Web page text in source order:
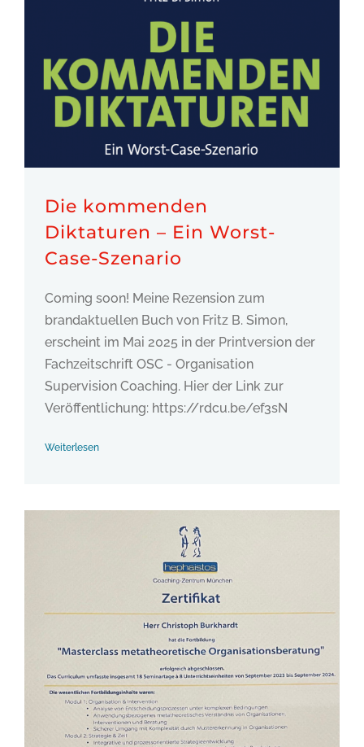
Die kommenden
Diktaturen – Ein Worst-
Case-Szenario
Coming soon! Meine Rezension zum
brandaktuellen Buch von Fritz B. Simon,
erscheint im Mai 2025 in der Printversion der
Fachzeitschrift OSC - Organisation
Supervision Coaching. Hier der Link zur
Veröffentlichung: https://rdcu.be/ef3sN
Weiterlesen